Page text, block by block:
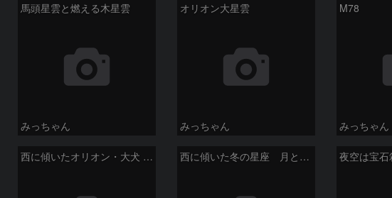
馬頭星雲と燃える木星雲
みっちゃん
オリオン大星雲
みっちゃん
M78
みっちゃん
西に傾いたオリオン・大犬 (2026/04/21) 西に傾いた冬の星座 月と金星＆木星